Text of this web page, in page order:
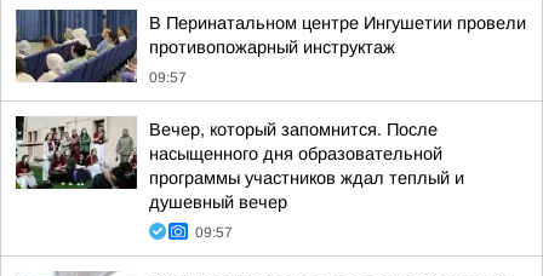
В Перинатальном центре Ингушетии провели
противопожарный инструктаж
09:57
Вечер, который запомнится. После
насыщенного дня образовательной
программы участников ждал теплый и
душевный вечер
09:57